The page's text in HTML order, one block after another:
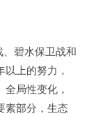
、碧水保卫战和
上的努力，
局性变化，
素部分，生态